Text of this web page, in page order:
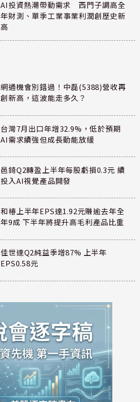
AI投資熱潮帶動需求 西門子調高全
年財測、單季工業事業利潤創歷史新
高
網通機會別錯過！中磊(5388)營收再
創新高，這波能走多久？
台灣7月出口年增32.9%，低於預期
AI需求續強但成長動能放緩
邑錡Q2轉盈上半年每股虧損0.3元 續
投入AI視覺產品開發
和椿上半年EPS達1.92元賺逾去年全
年9成 下半年將提升高毛利產品比重
佳世達Q2純益季增87% 上半年
EPS0.58元